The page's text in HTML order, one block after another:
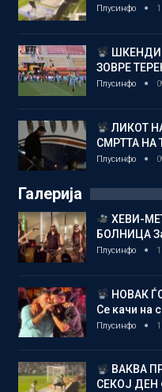
Плусинфо
ЗОВРЕ
Плусинфо
ЛИКОТ
СМРТТА НА
Плусинфо
Галерија
ХЕВИ-
БОЛНИЦА
Плусинфо
НОВАК
Се качи на
Плусинфо
ВАКВА
СЕКОЈ ДЕН